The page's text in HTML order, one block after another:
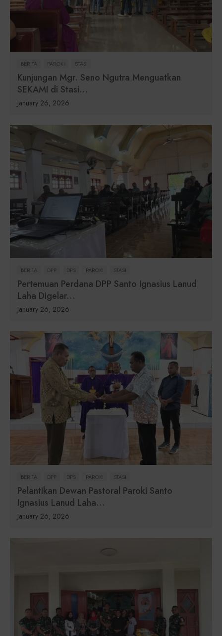
BERITA PAROKI STASI
Kunjungan Mgr. Seno Ngutra Menguatkan
SEKAMI di Stasi...
January 26, 2026
BERITA DPP DPS PAROKI STASI
Pertemuan Perdana DPP Santo Ignasius Lanud
Laha Digelar...
January 26, 2026
BERITA DPP DPS PAROKI STASI
Pelantikan Dewan Pastoral Paroki Santo
Ignasius Lanud Laha...
January 26, 2026